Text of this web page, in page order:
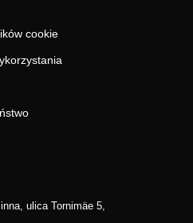
cookie
ulica Tornimäe 5,